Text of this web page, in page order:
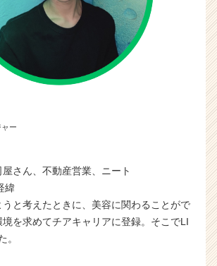
ー
さん、不動産営業、ニート
緯
と考えたときに、美容に関わることがで
境を求めてチアキャリアに登録。そこでLI
。